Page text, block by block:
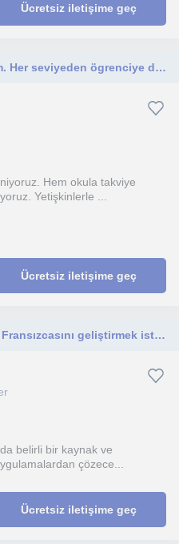
Ücretsiz iletişime geç
20 yıllık ingilizce Öğretmeniyim. Her seviyeden ögrenciye ders verebilirim.
Hem okula takviye
Yetişkinlerle ...
Ücretsiz iletişime geç
Derslerim sıfırdan başlayan ve Fransızcasını geliştirmek isteyenlere yöneliktir.
belirli bir kaynak ve
çözece...
Ücretsiz iletişime geç